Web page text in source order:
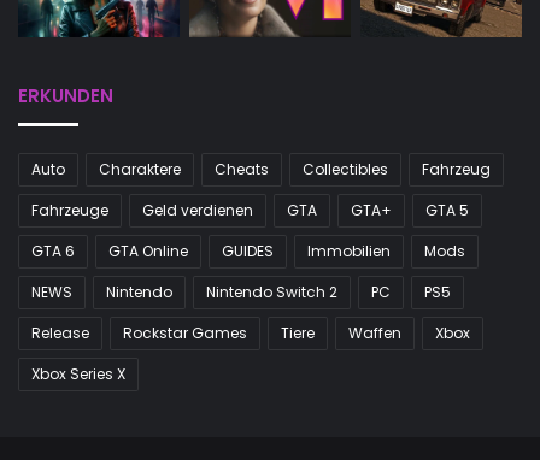
ERKUNDEN
Auto Charaktere Cheats Collectibles
Fahrzeug
Fahrzeuge
Geld verdienen GTA GTA+
GTA 5
GTA 6
GTA Online GUIDES Immobilien
Mods
NEWS
Nintendo Nintendo Switch 2 PC
PS5
Release
Rockstar Games Tiere Waffen
Xbox
Xbox Series X